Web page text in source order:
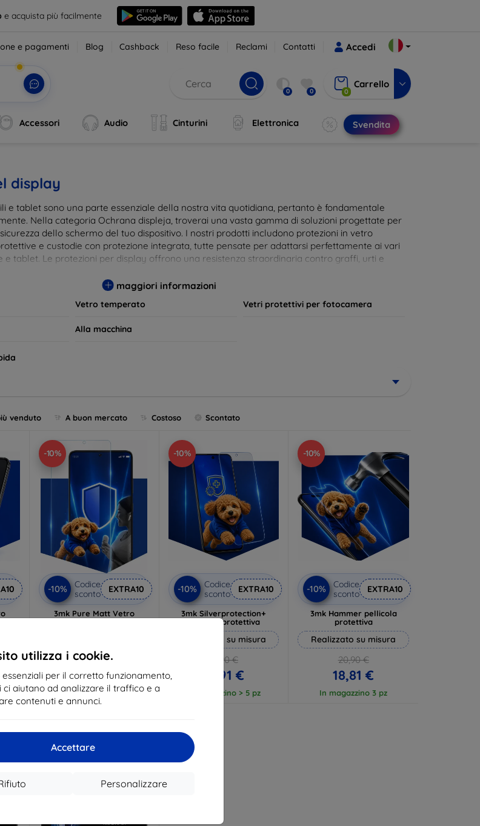
e acquista più facilmente
utilizza i cookie.
essenziali per il corretto funzionamento,
aiutano ad analizzare il traffico e a
contenuti e annunci.
Accettare
Personalizzare
e pagamenti Blog Cashback Reso facile Reclami Contatti Accedi
0 0 0
Carrello
Accessori Audio Cinturini Elettronica Svendita
display
e tablet sono una parte essenziale della nostra vita quotidiana, pertanto è fondamentale
Nella categoria Ochrana displeja, troverai una vasta gamma di soluzioni progettate per
dello schermo del tuo dispositivo. I nostri prodotti includono protezioni in vetro
e custodie con protezione integrata, tutte pensate per adattarsi perfettamente ai vari
e tablet. Le protezioni per display offrono una resistenza straordinaria contro graffi, urti e
e mantieni il tuo dispositivo come nuovo più a lungo.
maggiori informazioni
Vetro temperato Vetri protettivi per fotocamera
Alla macchina
venduto A buon mercato Costoso Scontato
-10%
-10%
Codice
sconto
EXTRA10
3mk Pure Matt Vetro
protettivo
13,90 €
12,51 €
In magazzino > 5 pz
-10%
-10%
Codice
sconto
EXTRA10
3mk Silverprotection+
pellicola protettiva
Realizzato su misura
19,90 €
17,91 €
In magazzino > 5 pz
-10%
-10%
Codice
sconto
EXTRA10
3mk Hammer pellicola
protettiva
Realizzato su misura
20,90 €
18,81 €
In magazzino 3 pz